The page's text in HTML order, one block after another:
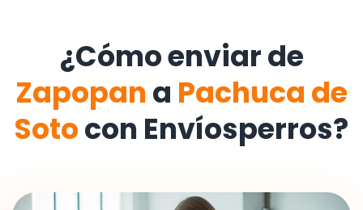
¿Cómo enviar de
Zapopan a Pachuca de
Sotocon Envíosperros?